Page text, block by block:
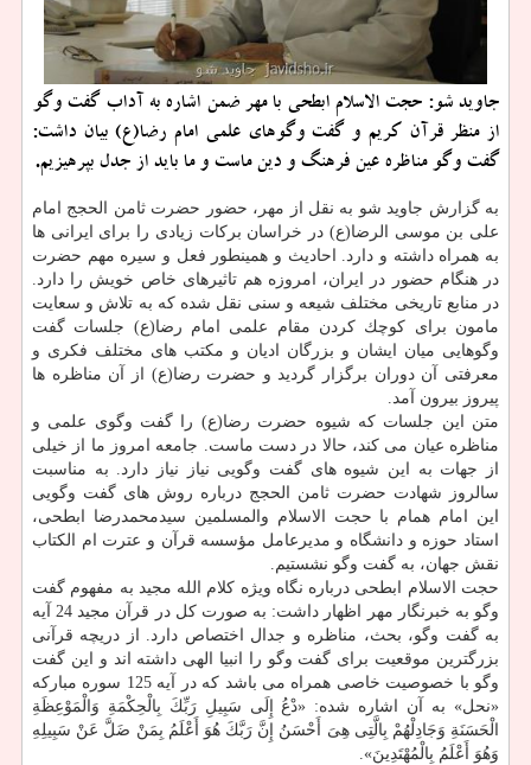
جاوید شو: حجت الاسلام ابطحی با مهر ضمن اشاره به آداب گفت وگو
از منظر قرآن كریم و گفت وگوهای علمی امام رضا(ع) بیان داشت:
گفت وگو مناظره عین فرهنگ و دین ماست و ما باید از جدل بپرهیزیم.
به گزارش جاوید شو به نقل از مهر، حضور حضرت ثامن الحجج امام
علی بن موسی الرضا(ع) در خراسان بركات زیادی را برای ایرانی ها
به همراه داشته و دارد. احادیث و همینطور فعل و سیره مهم حضرت
در هنگام حضور در ایران، امروزه هم تاثیرهای خاص خویش را دارد.
در منابع تاریخی مختلف شیعه و سنی نقل شده كه به تلاش و سعایت
مامون برای كوچك كردن مقام علمی امام رضا(ع) جلسات گفت
وگوهایی میان ایشان و بزرگان ادیان و مكتب های مختلف فكری و
معرفتی آن دوران برگزار گردید و حضرت رضا(ع) از آن مناظره ها
پیروز بیرون آمد.
متن این جلسات كه شیوه حضرت رضا(ع) را گفت وگوی علمی و
مناظره عیان می كند، حالا در دست ماست. جامعه امروز ما از خیلی
از جهات به این شیوه های گفت وگویی نیاز نیاز دارد. به مناسبت
سالروز شهادت حضرت ثامن الحجج درباره روش های گفت وگویی
این امام همام با حجت الاسلام والمسلمین سیدمحمدرضا ابطحی،
استاد حوزه و دانشگاه و مدیرعامل مؤسسه قرآن و عترت ام الكتاب
نقش جهان، به گفت وگو نشستیم.
حجت الاسلام ابطحی درباره نگاه ویژه كلام الله مجید به مفهوم گفت
وگو به خبرنگار مهر اظهار داشت: به صورت كل در قرآن مجید 24 آیه
به گفت وگو، بحث، مناظره و جدال اختصاص دارد. از دریچه قرآنی
بزرگترین موقعیت برای گفت وگو را انبیا الهی داشته اند و این گفت
وگو با خصوصیت خاصی همراه می باشد كه در آیه 125 سوره مباركه
«نحل» به آن اشاره شده: «دْعُ إِلَی سَبِیلِ رَبِّكَ بِالْحِكْمَةِ وَالْمَوْعِظَةِ
الْحَسَنَةِ وَجَادِلْهُمْ بِالَّتِی هِیَ أَحْسَنُ إِنَّ رَبَّكَ هُوَ أَعْلَمُ بِمَنْ ضَلَّ عَنْ سَبِیلِهِ
وَهُوَ أَعْلَمُ بِالْمُهْتَدِینَ».